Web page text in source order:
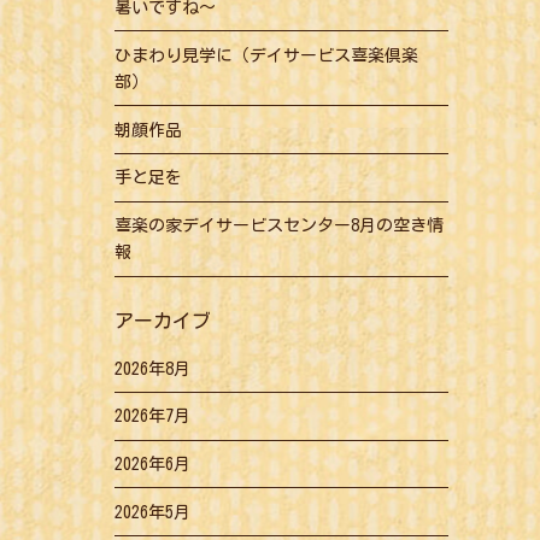
暑いですね～
ひまわり見学に（デイサービス喜楽倶楽
部）
朝顔作品
手と足を
喜楽の家デイサービスセンター8月の空き情
報
アーカイブ
2026年8月
2026年7月
2026年6月
2026年5月